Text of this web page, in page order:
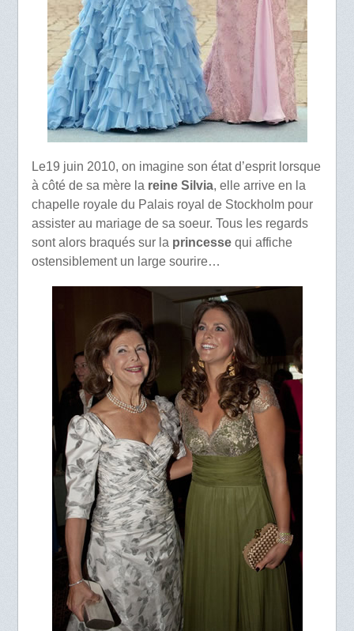
Le19 juin 2010, on imagine son état d’esprit lorsque
à côté de sa mère la reine Silvia, elle arrive en la
chapelle royale du Palais royal de Stockholm pour
assister au mariage de sa soeur. Tous les regards
sont alors braqués sur la princessequi affiche
ostensiblement un large sourire…